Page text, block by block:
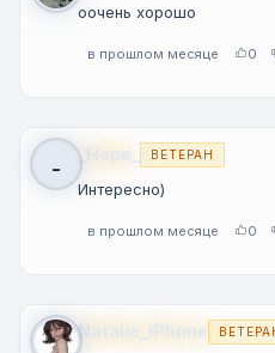
оочень хорошо
в прошлом месяце 0
_Hope_ ВЕТЕРАН
Интересно)
в прошлом месяце 0
Natalia_iPhone